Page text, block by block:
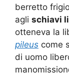
berretto
agli schiavi
otteneva la
pileus come
di uomo